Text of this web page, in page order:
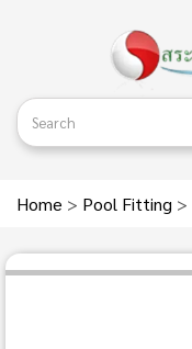
Home > Pool Fitting >